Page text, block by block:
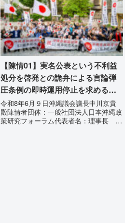
【陳情01】実名公表という不利益
処分を啓発との詭弁による言論弾
圧条例の即時運用停止を求める陳
情
令和8年6月９日沖縄議会議長中川京貴
殿陳情者団体：一般社団法人日本沖縄政
策研究フォーラム代表者名：理事長 仲